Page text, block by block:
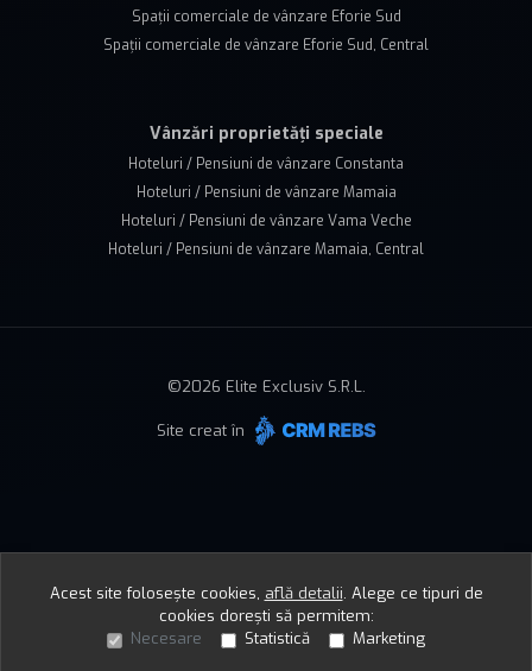
Spații comerciale de vânzare Eforie Sud
Spații comerciale de vânzare Eforie Sud, Central
Vânzări proprietăți speciale
Hoteluri / Pensiuni de vânzare Constanta
Hoteluri / Pensiuni de vânzare Mamaia
Hoteluri / Pensiuni de vânzare Vama Veche
Hoteluri / Pensiuni de vânzare Mamaia, Central
©2026 Elite Exclusiv S.R.L.
Site creat în
Acest site folosește cookies, află detalii. Alege ce tipuri de
cookies dorești să permitem:
Necesare
Statistică Marketing